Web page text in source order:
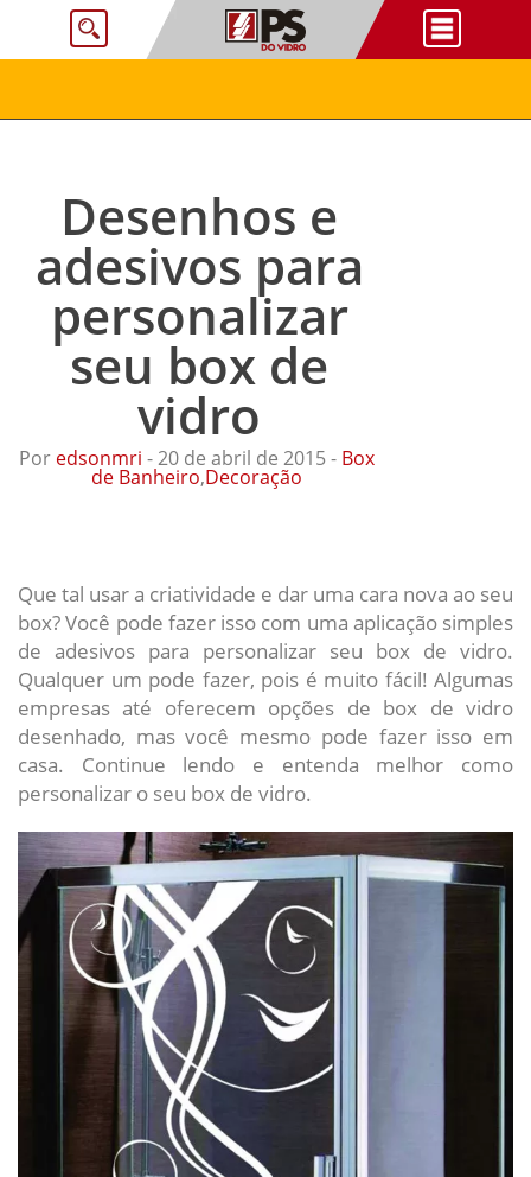
Desenhos e
adesivos para
personalizar
seu box de
vidro
Por edsonmri - 20 de abril de 2015 - Box
de Banheiro,Decoração
Que tal usar a criatividade e dar uma cara nova ao seu
box? Você pode fazer isso com uma aplicação simples
de adesivos para personalizar seu box de vidro.
Qualquer um pode fazer, pois é muito fácil! Algumas
empresas até oferecem opções de box de vidro
desenhado, mas você mesmo pode fazer isso em
casa. Continue lendo e entenda melhor como
personalizar o seu box de vidro.